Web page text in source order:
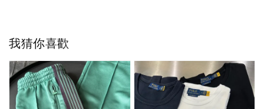
我猜你喜歡